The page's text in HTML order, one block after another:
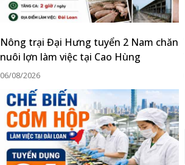
Nông trại Đại Hưng tuyển 2 Nam chăn
nuôi lợn làm việc tại Cao Hùng
06/08/2026